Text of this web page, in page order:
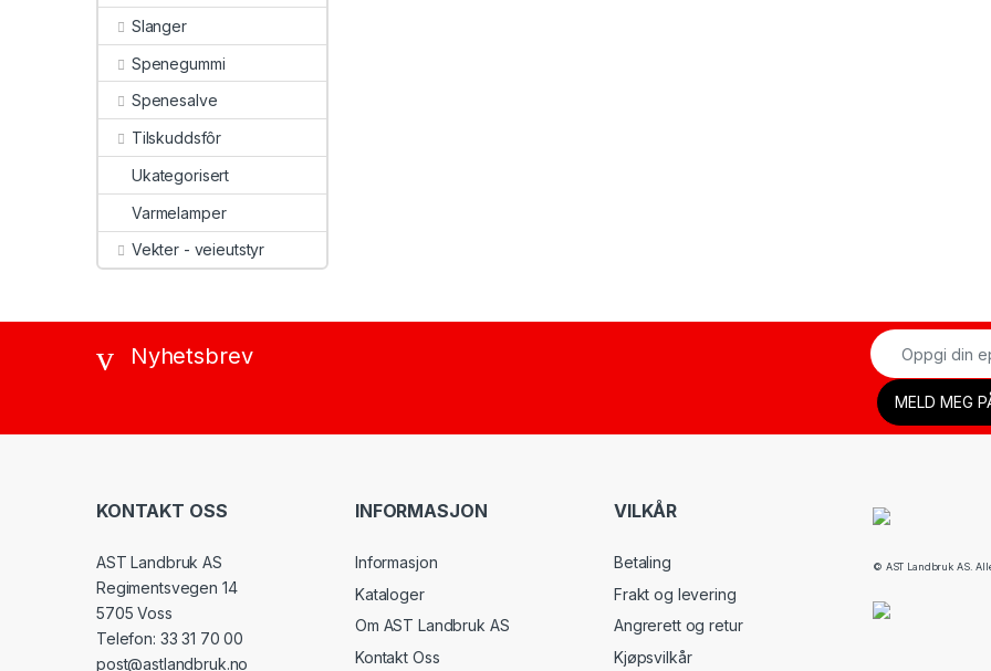
Slanger
Spenegummi
Spenesalve
Tilskuddsfôr
Ukategorisert
Varmelamper
Vekter - veieutstyr
Nyhetsbrev
KONTAKT OSS
AST Landbruk AS
Regimentsvegen 14
5705 Voss
Telefon: 33 31 70 00
post@astlandbruk.no
INFORMASJON
Informasjon
Kataloger
Om AST Landbruk AS
Kontakt Oss
VILKÅR
Betaling
Frakt og levering
Angrerett og retur
Kjøpsvilkår
© AST Landbruk AS.